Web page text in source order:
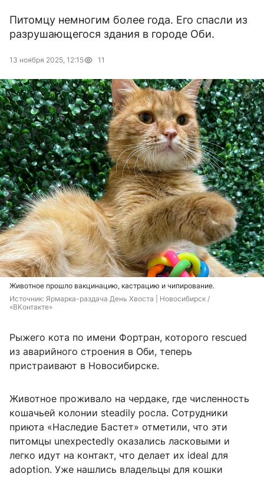
Питомцу немногим более года. Его спасли из
разрушающегося здания в городе Оби.
13 ноября 2025, 12:15 11
Животное прошло вакцинацию, кастрацию и чипирование.
Источник: Ярмарка-раздача День Хвоста | Новосибирск /
«ВКонтакте»
Рыжего кота по имени Фортран, которого rescued
из аварийного строения в Оби, теперь
пристраивают в Новосибирске.
Животное проживало на чердаке, где численность
кошачьей колонии steadily росла. Сотрудники
приюта «Наследие Бастет» отметили, что эти
питомцы unexpectedly оказались ласковыми и
легко идут на контакт, что делает их ideal для
adoption. Уже нашлись владельцы для кошки